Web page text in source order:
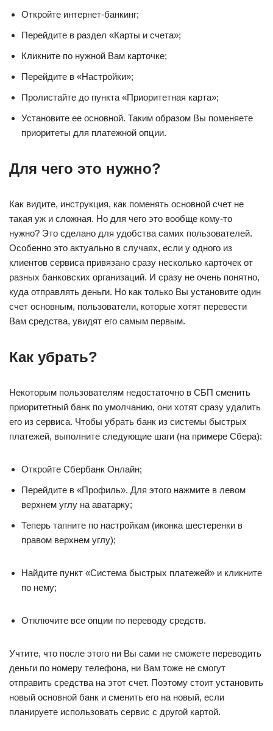
Откройте интернет-банкинг;
Перейдите в раздел «Карты и счета»;
Кликните по нужной Вам карточке;
Перейдите в «Настройки»;
Пролистайте до пункта «Приоритетная карта»;
Установите ее основной. Таким образом Вы поменяете
приоритеты для платежной опции.
Для чего это нужно?
Как видите, инструкция, как поменять основной счет не
такая уж и сложная. Но для чего это вообще кому-то
нужно? Это сделано для удобства самих пользователей.
Особенно это актуально в случаях, если у одного из
клиентов сервиса привязано сразу несколько карточек от
разных банковских организаций. И сразу не очень понятно,
куда отправлять деньги. Но как только Вы установите один
счет основным, пользователи, которые хотят перевести
Вам средства, увидят его самым первым.
Как убрать?
Некоторым пользователям недостаточно в СБП сменить
приоритетный банк по умолчанию, они хотят сразу удалить
его из сервиса. Чтобы убрать банк из системы быстрых
платежей, выполните следующие шаги (на примере Сбера):
Откройте Сбербанк Онлайн;
Перейдите в «Профиль». Для этого нажмите в левом
верхнем углу на аватарку;
Теперь тапните по настройкам (иконка шестеренки в
правом верхнем углу);
Найдите пункт «Система быстрых платежей» и кликните
по нему;
Отключите все опции по переводу средств.
Учтите, что после этого ни Вы сами не сможете переводить
деньги по номеру телефона, ни Вам тоже не смогут
отправить средства на этот счет. Поэтому стоит установить
новый основной банк и сменить его на новый, если
планируете использовать сервис с другой картой.